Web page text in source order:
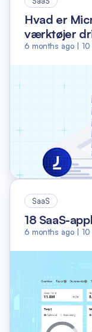
Hvad er
værktøjer
6 months ago |10
SaaS
18 SaaS-
6 months ago |10